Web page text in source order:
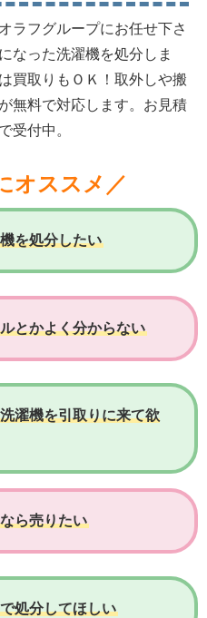
ラフグループにお任せ下さ
なった洗濯機を処分しま
買取りもＯＫ！取外しや搬
無料で対応します。お見積
受付中。
オススメ／
を処分したい
とかよく分からない
濯機を引取りに来て欲
ら売りたい
処分してほしい